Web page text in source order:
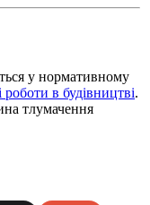
у нормативному
в будівництві.
тлумачення